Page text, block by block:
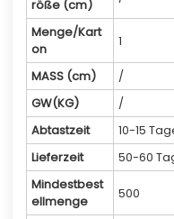
röße (cm)
Menge/Kart
on
1
MASS (cm)
/
GW(KG)
/
Abtastzeit
10-15
Lieferzeit
50-60
Mindestbest
ellmenge
500